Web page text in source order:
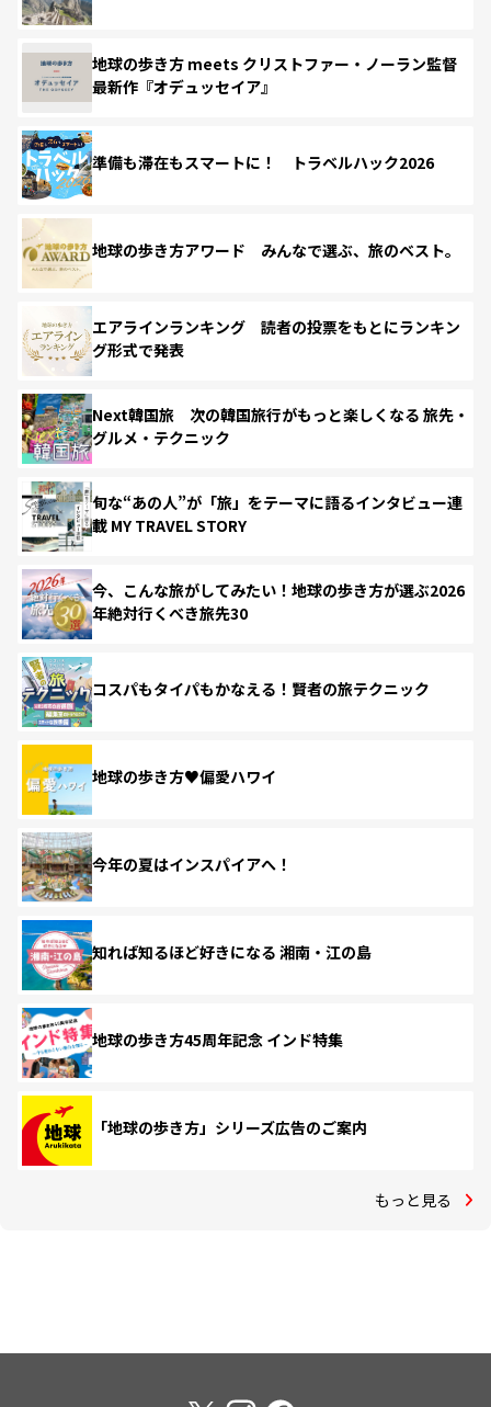
地球の歩き方 meets クリストファー・ノーラン監督
最新作『オデュッセイア』
準備も滞在もスマートに！ トラベルハック2026
地球の歩き方アワード みんなで選ぶ、旅のベスト。
エアラインランキング 読者の投票をもとにランキン
グ形式で発表
Next韓国旅 次の韓国旅行がもっと楽しくなる 旅先・
グルメ・テクニック
旬な“あの人”が「旅」をテーマに語るインタビュー連
載 MY TRAVEL STORY
今、こんな旅がしてみたい！地球の歩き方が選ぶ2026
年絶対行くべき旅先30
コスパもタイパもかなえる！賢者の旅テクニック
地球の歩き方♥偏愛ハワイ
今年の夏はインスパイアへ！
知れば知るほど好きになる 湘南・江の島
地球の歩き方45周年記念 インド特集
「地球の歩き方」シリーズ広告のご案内
もっと見る